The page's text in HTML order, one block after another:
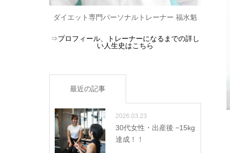
ダイエット専門パーソナルトレーナー 福水魁
⇒プロフィール、トレーナーになるまでの詳し
い人生史はこちら
最近の記事
2026.03.23
30代女性・出産後 −15kg
達成！！